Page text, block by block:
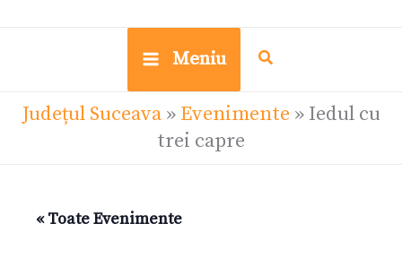
Meniu
Județul Suceava» Evenimente » Iedul cu
trei capre
« Toate Evenimente